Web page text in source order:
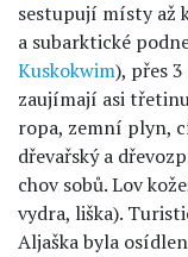
sestupují místy až
a subarktické
Kuskokwim), přes
zaujímají asi
ropa, zemní plyn,
dřevařský a
chov sobů. Lov
vydra, liška).
Aljaška byla